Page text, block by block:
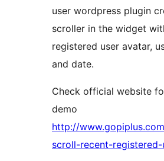
user wordpress plugin
scroller in the widget
registered user avatar,
and date.
Check official website
demo
http://
scroll-recent-registered-